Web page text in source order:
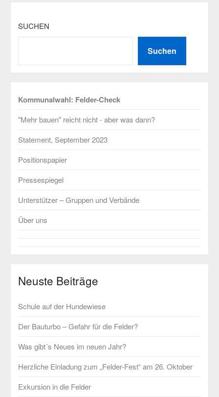
SUCHEN
Suchen
Kommunalwahl: Felder-Check
"Mehr bauen" reicht nicht - aber was dann?
Statement, September 2023
Positionspapier
Pressespiegel
Unterstützer – Gruppen und Verbände
Über uns
Neuste Beiträge
Schule auf der Hundewiese
Der Bauturbo – Gefahr für die Felder?
Was gibt´s Neues im neuen Jahr?
Herzliche Einladung zum „Felder-Fest“ am 26. Oktober
Exkursion in die Felder